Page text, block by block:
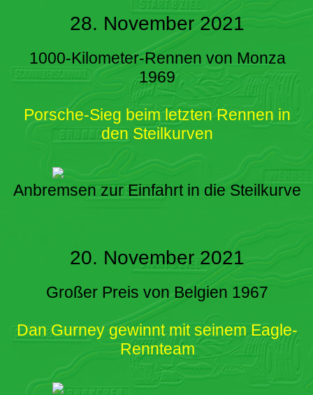
28. November 2021
1000-Kilometer-Rennen von Monza
1969
Porsche-Sieg beim letzten Rennen in
den Steilkurven
Anbremsen zur Einfahrt in die Steilkurve
20. November 2021
Großer Preis von Belgien 1967
Dan Gurney gewinnt mit seinem Eagle-
Rennteam